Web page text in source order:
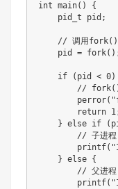
int main() {
pid_t pid;
// 调用fork()创
pid =
if (pid < 0)
// fork()
return
} else if
// 子进程
printf("I am
} else {
// 父进程
printf("I am